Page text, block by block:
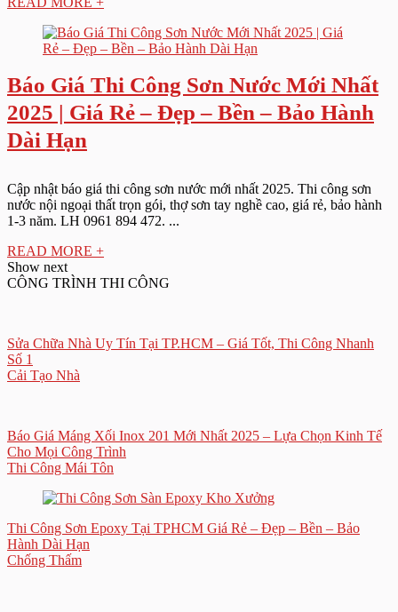
Báo Giá Thi Công Sơn Nước Mới Nhất
2025 | Giá Rẻ – Đẹp – Bền – Bảo Hành
Dài Hạn
Cập nhật báo giá thi công sơn nước mới nhất 2025. Thi công sơn
nước nội ngoại thất trọn gói, thợ sơn tay nghề cao, giá rẻ, bảo hành
1-3 năm. LH 0961 894 472. ...
READ MORE +
Show next
CÔNG TRÌNH THI CÔNG
Sửa Chữa Nhà Uy Tín Tại TP.HCM – Giá Tốt, Thi Công Nhanh
Số 1
Cải Tạo Nhà
Báo Giá Máng Xối Inox 201 Mới Nhất 2025 – Lựa Chọn Kinh Tế
Cho Mọi Công Trình
Thi Công Mái Tôn
Thi Công Sơn Epoxy Tại TPHCM Giá Rẻ – Đẹp – Bền – Bảo
Hành Dài Hạn
Chống Thấm